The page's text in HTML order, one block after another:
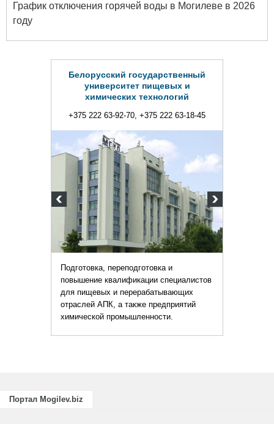
График отключения горячей воды в Могилеве в 2026
году
Белорусский государственный
университет пищевых и
химических технологий
+375 222 63-92-70, +375 222 63-18-45
Подготовка, переподготовка и
повышение квалификации специалистов
для пищевых и перерабатывающих
отраслей АПК, а также предприятий
химической промышленности.
Портал Mogilev.biz